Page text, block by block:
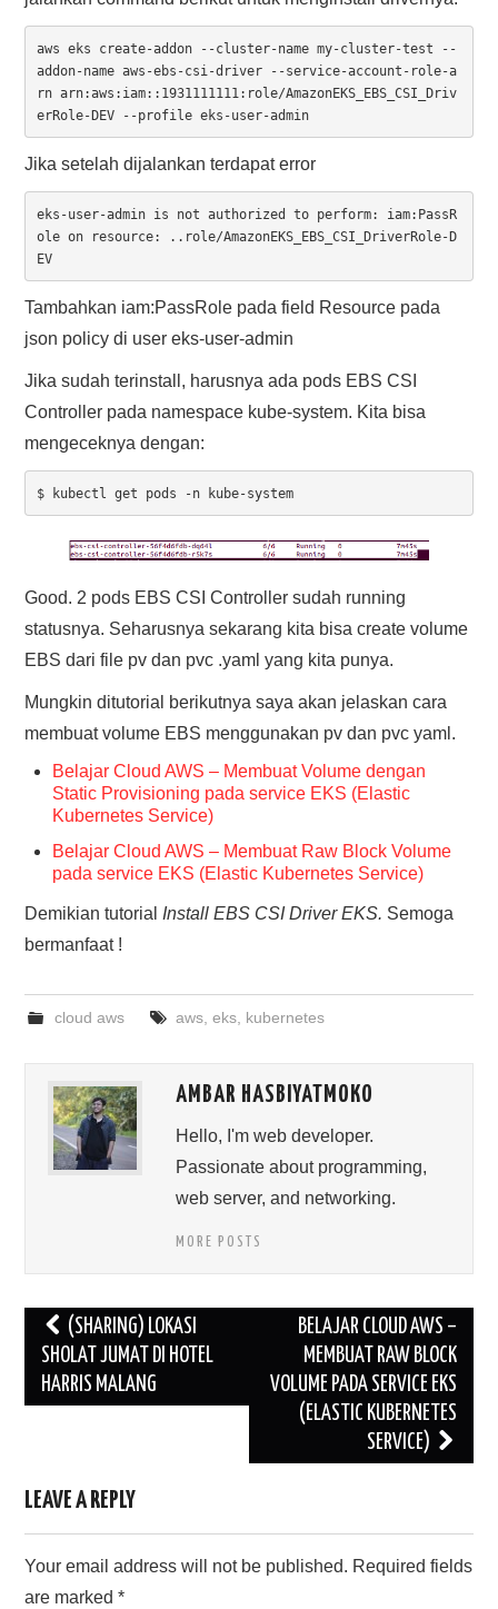
aws eks create-addon --cluster-name my-cluster-test --
addon-name aws-ebs-csi-driver --service-account-role-a
rn arn:aws:iam::1931111111:role/AmazonEKS_EBS_CSI_Driv
erRole-DEV --profile eks-user-admin
Jika setelah dijalankan terdapat error
eks-user-admin is not authorized to perform: iam:PassR
ole on resource: ..role/AmazonEKS_EBS_CSI_DriverRole-D
EV
Tambahkan iam:PassRole pada field Resource pada
json policy di user eks-user-admin
Jika sudah terinstall, harusnya ada pods EBS CSI
Controller pada namespace kube-system. Kita bisa
mengeceknya dengan:
$ kubectl get pods -n kube-system
Good. 2 pods EBS CSI Controller sudah running
statusnya. Seharusnya sekarang kita bisa create volume
EBS dari file pv dan pvc .yaml yang kita punya.
Mungkin ditutorial berikutnya saya akan jelaskan cara
membuat volume EBS menggunakan pv dan pvc yaml.
Belajar Cloud AWS – Membuat Volume dengan
Static Provisioning pada service EKS (Elastic
Kubernetes Service)
Belajar Cloud AWS – Membuat Raw Block Volume
pada service EKS (Elastic Kubernetes Service)
Demikian tutorial Install EBS CSI Driver EKS. Semoga
bermanfaat !
cloud aws aws, eks, kubernetes
AMBAR HASBIYATMOKO
Hello, I'm web developer.
Passionate about programming,
web server, and networking.
MORE POSTS
Post
navigation
(SHARING) LOKASI
SHOLAT JUMAT DI HOTEL
HARRIS MALANG
BELAJAR CLOUD AWS –
MEMBUAT RAW BLOCK
VOLUME PADA SERVICE EKS
(ELASTIC KUBERNETES
SERVICE)
LEAVE A REPLY
Your email address will not be published. Required fields
are marked*